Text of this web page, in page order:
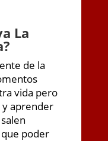
La
de la
vida pero
y aprender
poder